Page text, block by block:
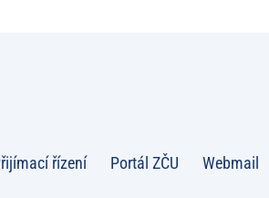
řízení Portál ZČU Webmail